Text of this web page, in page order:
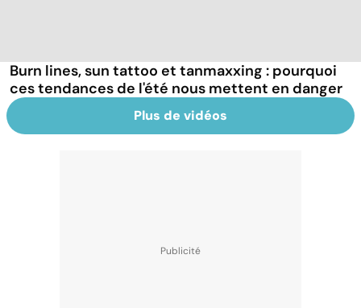
Burn lines, sun tattoo et tanmaxxing : pourquoi
ces tendances de l'été nous mettent en danger
Plus de vidéos